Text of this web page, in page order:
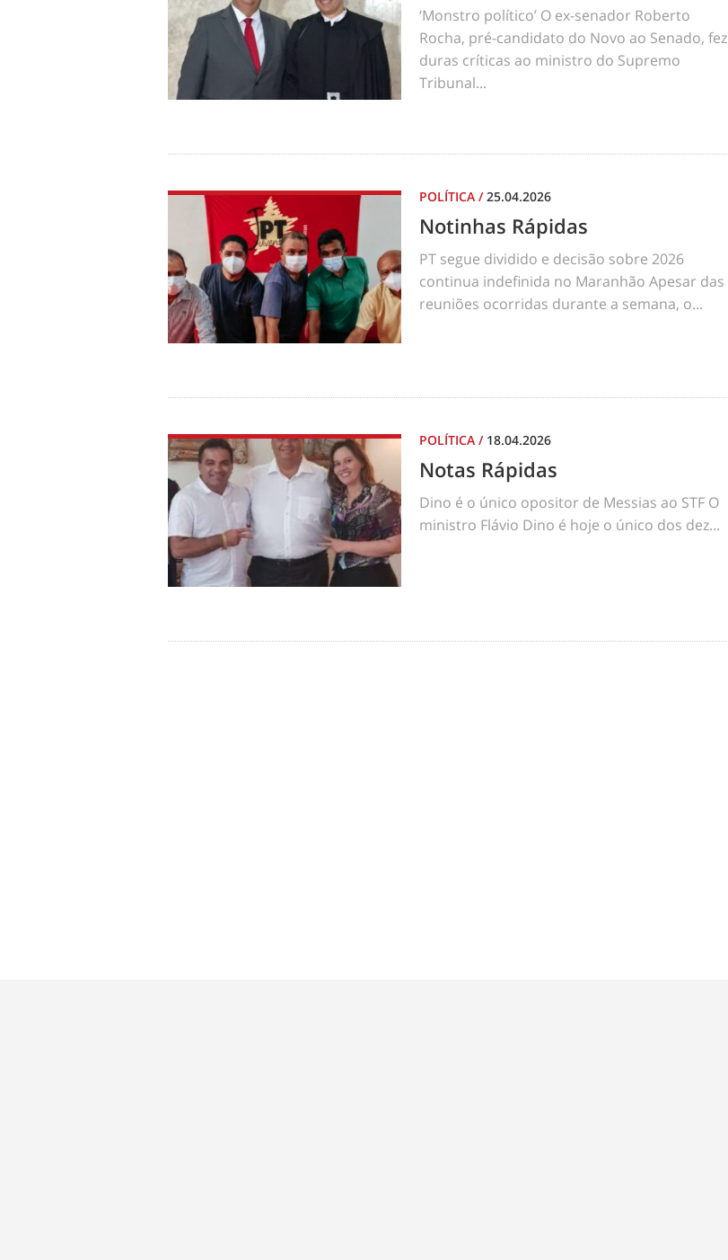
‘Monstro político’ O ex-senador Roberto
Rocha, pré-candidato do Novo ao Senado, fez
duras críticas ao ministro do Supremo
Tribunal...
POLÍTICA /25.04.2026
Notinhas Rápidas
PT segue dividido e decisão sobre 2026
continua indefinida no Maranhão Apesar das
reuniões ocorridas durante a semana, o...
POLÍTICA / 18.04.2026
Notas Rápidas
Dino é o único opositor de Messias ao STF O
ministro Flávio Dino é hoje o único dos dez...